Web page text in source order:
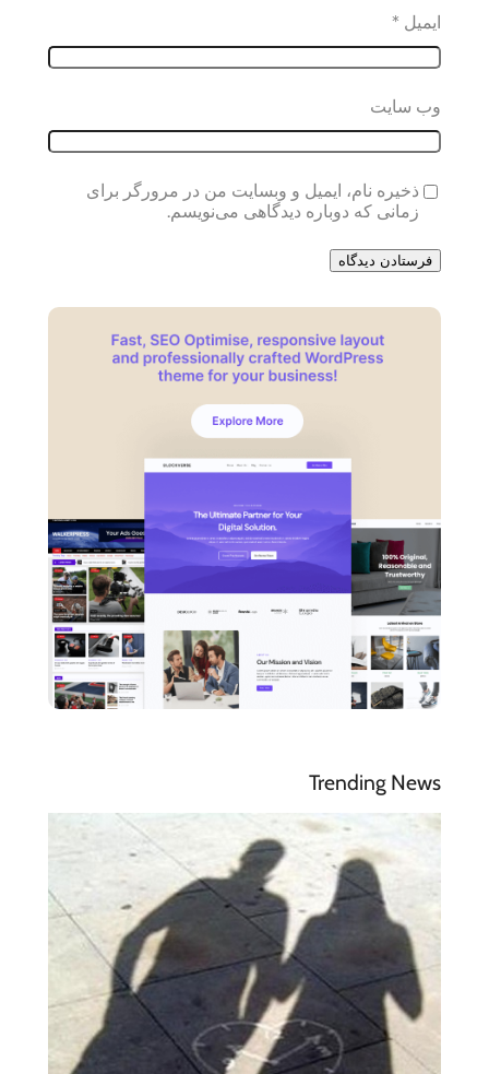
ایمیل *
وب‌ سایت
ذخیره نام، ایمیل و وبسایت من در مرورگر برای
زمانی که دوباره دیدگاهی می‌نویسم.
Trending News